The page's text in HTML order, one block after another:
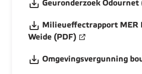
Geuronderzoek Odournet
Milieueffectrapport MER
Weide (PDF)
Omgevingsvergunning